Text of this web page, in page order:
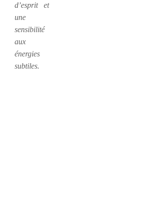
d’esprit et
une
sensibilité
aux
énergies
subtiles.